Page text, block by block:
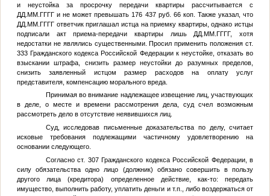
и неустойка за просрочку передачи квартиры рассчитывается с
ДД.ММ.ГГГГи не может превышать 176 437 руб. 66 коп. Также указал, что
ДД.ММ.ГГГГответчик приглашал истца на приемку квартиры, однако истцы
подписали акт приема-передачи квартиры лишь ДД.ММ.ГГГГ, хотя
недостатки не являлись существенными. Просил применить положения ст.
333 Гражданского кодекса Российской Федерации к неустойке, отказать во
взыскании штрафа, снизить размер неустойки до разумных пределов,
снизить заявленный истцом размер расходов на оплату услуг
представителя, компенсацию морального вреда.
Принимая во внимание надлежащее извещение лиц, участвующих
в деле, о месте и времени рассмотрения дела, суд счел возможным
рассмотреть дело в отсутствие неявившихся лиц.
Суд, исследовав письменные доказательства по делу, считает
исковые требования подлежащими частичному удовлетворению на
основании следующего.
Согласно ст. 307 Гражданского кодекса Российской Федерации, в
силу обязательства одно лицо (должник) обязано совершить в пользу
другого лица (кредитора) определенное действие, как-то: передать
имущество, выполнить работу, уплатить деньги и т.п., либо воздержаться от